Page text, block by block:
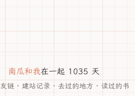
南瓜和我在一起 1035 天
友链 · 建站记录 · 去过的地方 · 读过的书